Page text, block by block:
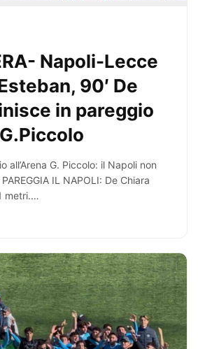
Napoli-Lecce
90′ De
in pareggio
all’Arena G. Piccolo: il Napoli non
IL NAPOLI: De Chiara
metri.…